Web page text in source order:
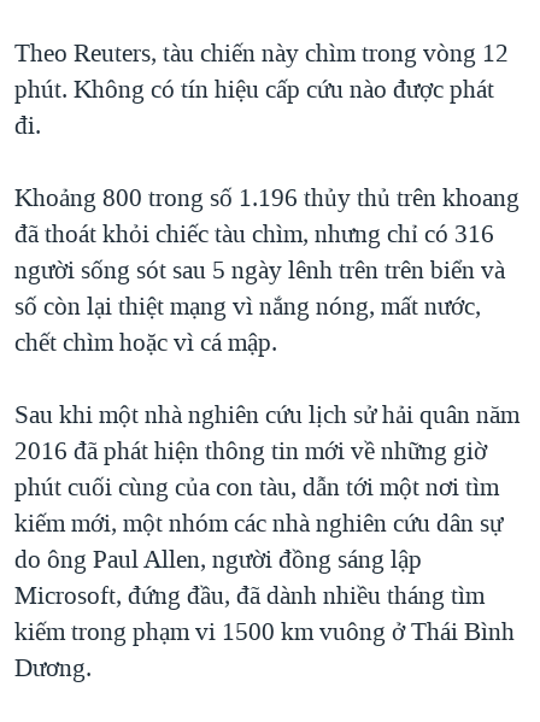
Theo Reuters, tàu chiến này chìm trong vòng 12
phút. Không có tín hiệu cấp cứu nào được phát
đi.
Khoảng 800 trong số 1.196 thủy thủ trên khoang
đã thoát khỏi chiếc tàu chìm, nhưng chỉ có 316
người sống sót sau 5 ngày lênh trên trên biển và
số còn lại thiệt mạng vì nắng nóng, mất nước,
chết chìm hoặc vì cá mập.
Sau khi một nhà nghiên cứu lịch sử hải quân năm
2016 đã phát hiện thông tin mới về những giờ
phút cuối cùng của con tàu, dẫn tới một nơi tìm
kiếm mới, một nhóm các nhà nghiên cứu dân sự
do ông Paul Allen, người đồng sáng lập
Microsoft, đứng đầu, đã dành nhiều tháng tìm
kiếm trong phạm vi 1500 km vuông ở Thái Bình
Dương.